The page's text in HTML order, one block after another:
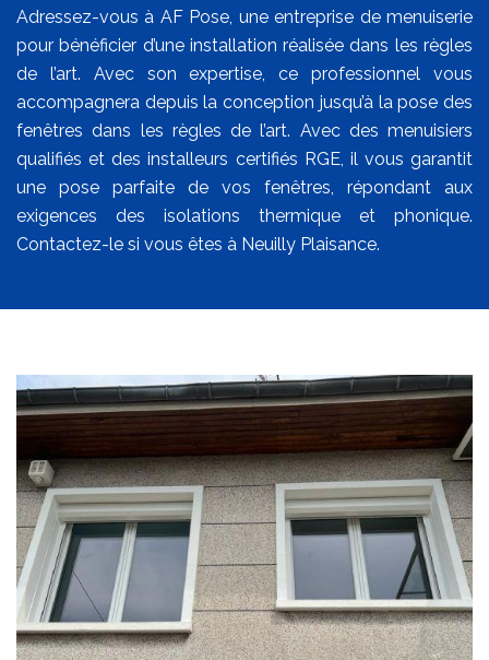
Adressez-vous à AF Pose, une entreprise de menuiserie
pour bénéficier d’une installation réalisée dans les règles
de l’art. Avec son expertise, ce professionnel vous
accompagnera depuis la conception jusqu’à la pose des
fenêtres dans les règles de l’art. Avec des menuisiers
qualifiés et des installeurs certifiés RGE, il vous garantit
une pose parfaite de vos fenêtres, répondant aux
exigences des isolations thermique et phonique.
Contactez-le si vous êtes à Neuilly Plaisance.